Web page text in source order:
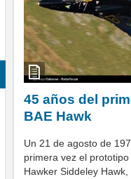
45 años del
BAE Hawk
Un 21 de agosto de
primera vez el
Hawker Siddeley